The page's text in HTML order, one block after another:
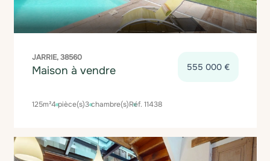
JARRIE, 38560
Maison à vendre 555 000 €
125m²4 pièce(s)3 chambre(s)Réf. 11438